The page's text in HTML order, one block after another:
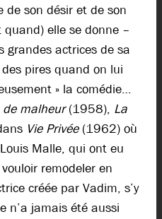
de son désir et de son
elle se donne –
grandes actrices de sa
pires quand on lui
» la comédie…
de malheur(1958), La
Vie Privée(1962) où
Malle, qui ont eu
remodeler en
créée par Vadim, s’y
n’a jamais été aussi